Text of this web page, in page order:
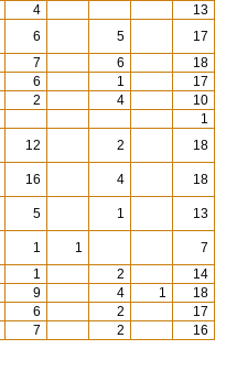
4
13
6 5
17
7 6
18
6 1
17
2 4
10
1
12 2
18
16 4
18
5 1
13
1 1
7
1 2
14
9 4 1
18
6 2
17
7 2 16